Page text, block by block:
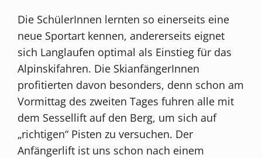
Die SchülerInnen lernten so einerseits eine
neue Sportart kennen, andererseits eignet
sich Langlaufen optimal als Einstieg für das
Alpinskifahren. Die SkianfängerInnen
profitierten davon besonders, denn schon am
Vormittag des zweiten Tages fuhren alle mit
dem Sessellift auf den Berg, um sich auf
„richtigen“ Pisten zu versuchen. Der
Anfängerlift ist uns schon nach einem